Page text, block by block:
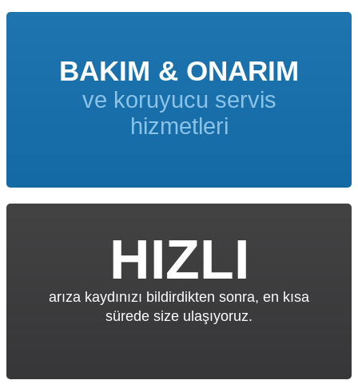
BAKIM & ONARIM
ve koruyucu servis
hizmetleri
HIZLI
arıza kaydınızı bildirdikten sonra, en kısa
sürede size ulaşıyoruz.